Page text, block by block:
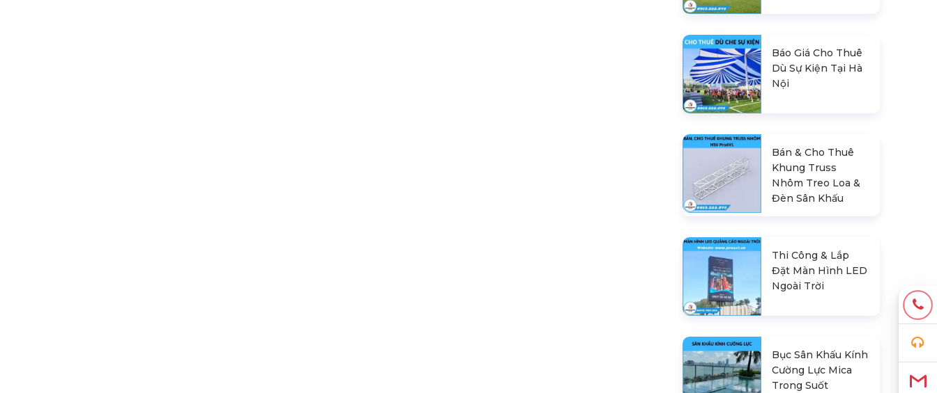
Báo Giá Cho Thuê
Dù Sự Kiện Tại Hà
Nội
Bán & Cho Thuê
Khung Truss
Nhôm Treo Loa &
Đèn Sân Khấu
Thi Công & Lắp
Đặt Màn Hình LED
Ngoài Trời
Bục Sân Khấu Kính
Cường Lực Mica
Trong Suốt